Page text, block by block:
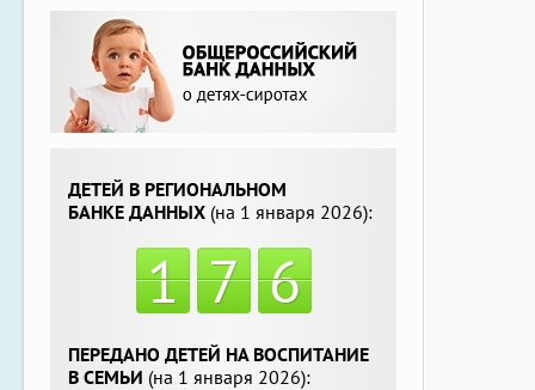
ДЕТЕЙ В РЕГИОНАЛЬНОМ
БАНКЕ ДАННЫХ (на 1 января 2026):
1 7 6
ПЕРЕДАНО ДЕТЕЙ НА ВОСПИТАНИЕ
В СЕМЬИ (на 1 января 2026):